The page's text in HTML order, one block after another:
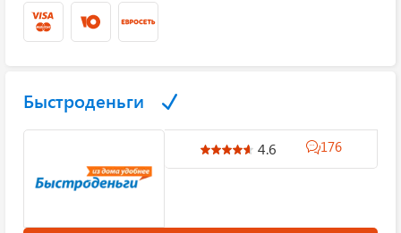
Быстроденьги
4.6 176